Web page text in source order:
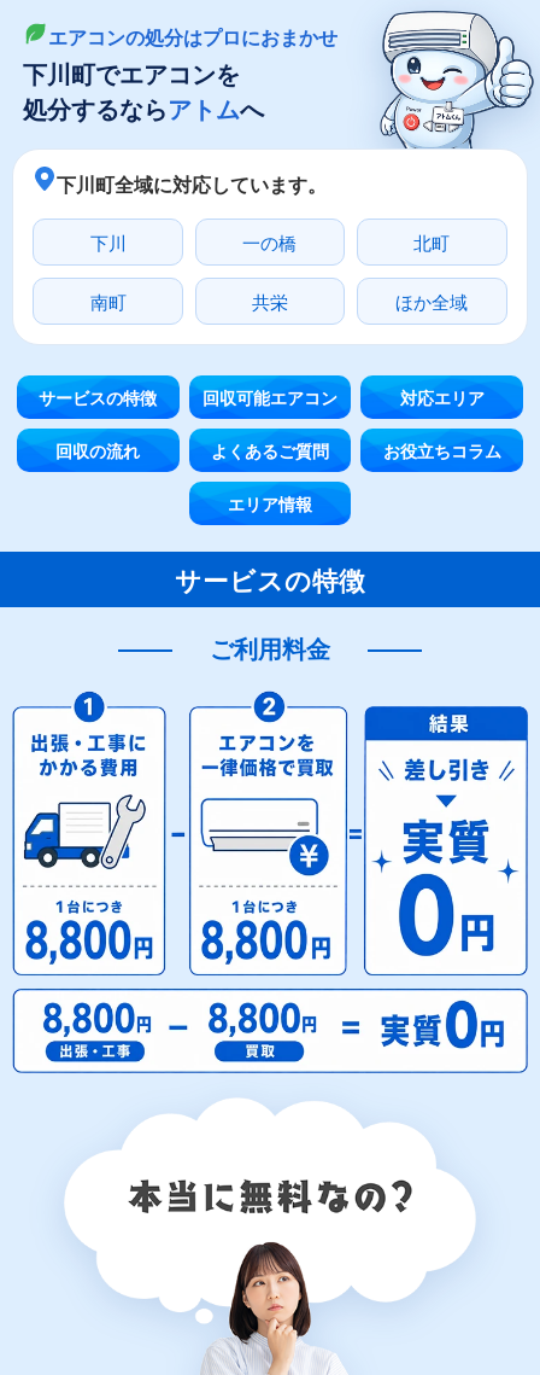
エアコンの処分はプロにおまかせ
下川町でエアコンを
処分するならアトムへ
下川町全域に対応しています。
下川 一の橋 北町
南町 共栄 ほか全域
サービスの特徴 回収可能エアコン 対応エリア
回収の流れ よくあるご質問 お役立ちコラム
エリア情報
サービスの特徴
ご利用料金